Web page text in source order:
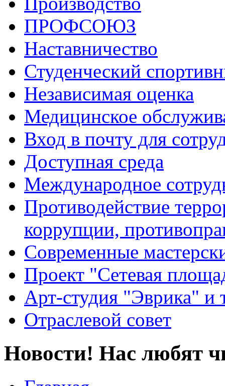
ПРОФСОЮЗ
Наставничество
Студенческий
Независимая оценка
Медицинское
Вход в почту для
Доступная среда
Международное
Противодействие
коррупции,
Современные
Проект "Сетевая
Арт-студия "Эврика" и
Отраслевой совет
Новости! Нас любят